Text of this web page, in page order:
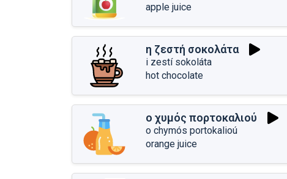
apple juice
η ζεστή σοκολάτα
i zestí sokoláta
hot chocolate
ο χυμός πορτοκαλιού
o chymós portokalioú
orange juice